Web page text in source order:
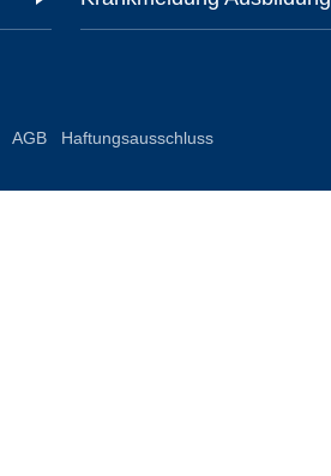
AGB
Haftungsausschluss